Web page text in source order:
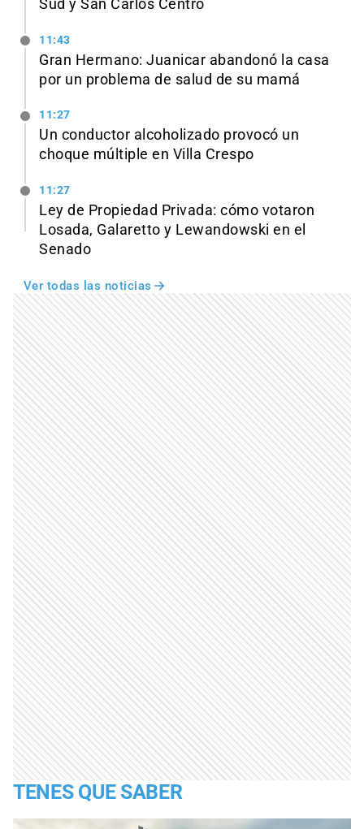
Sud y San Carlos Centro
11:43
Gran Hermano: Juanicar abandonó la casa
por un problema de salud de su mamá
11:27
Un conductor alcoholizado provocó un
choque múltiple en Villa Crespo
11:27
Ley de Propiedad Privada: cómo votaron
Losada, Galaretto y Lewandowski en el
Senado
Ver todas las noticias
TENES QUE SABER